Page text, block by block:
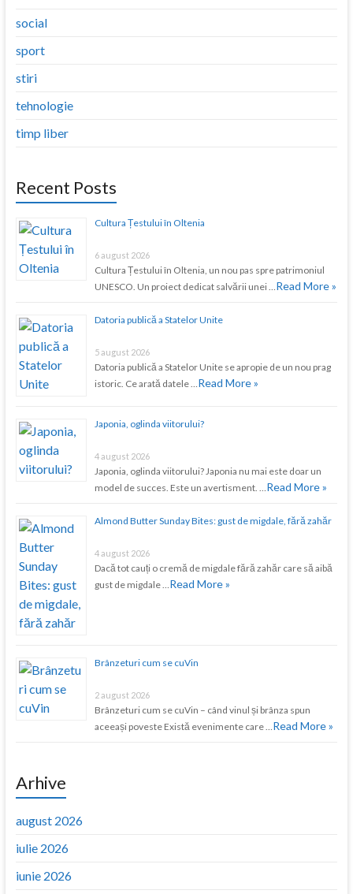
social
sport
stiri
tehnologie
timp liber
Recent Posts
Cultura Țestului în Oltenia
6 august 2026
Cultura Țestului în Oltenia, un nou pas spre patrimoniul
UNESCO. Un proiect dedicat salvării unei … Read More »
Datoria publică a Statelor Unite
5 august 2026
Datoria publică a Statelor Unite se apropie de un nou prag
istoric. Ce arată datele … Read More »
Japonia, oglinda viitorului?
4 august 2026
Japonia, oglinda viitorului? Japonia nu mai este doar un
model de succes. Este un avertisment. … Read More »
Almond Butter Sunday Bites: gust de migdale, fără zahăr
4 august 2026
Dacă tot cauți o cremă de migdale fără zahăr care să aibă
gust de migdale … Read More »
Brânzeturi cum se cuVin
2 august 2026
Brânzeturi cum se cuVin – când vinul și brânza spun
aceeași poveste Există evenimente care … Read More »
Arhive
august 2026
iulie 2026
iunie 2026